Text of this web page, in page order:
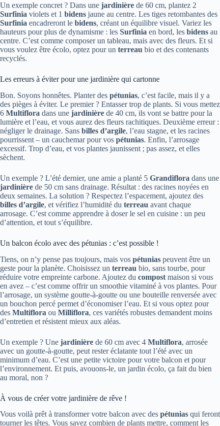
Un exemple concret ? Dans une jardinière de 60 cm, plantez 2
Surfinia violets et 1 bidens jaune au centre. Les tiges retombantes des
Surfinia encadreront le bidens, créant un équilibre visuel. Variez les
hauteurs pour plus de dynamisme : les Surfinia en bord, les bidens au
centre. C’est comme composer un tableau, mais avec des fleurs. Et si
vous voulez être écolo, optez pour un terreau bio et des contenants
recyclés.
Les erreurs à éviter pour une jardinière qui cartonne
Bon. Soyons honnêtes. Planter des pétunias, c’est facile, mais il y a
des pièges à éviter. Le premier ? Entasser trop de plants. Si vous mettez
6 Multiflora dans une jardinière de 40 cm, ils vont se battre pour la
lumière et l’eau, et vous aurez des fleurs rachitiques. Deuxième erreur :
négliger le drainage. Sans billes d’argile, l’eau stagne, et les racines
pourrissent – un cauchemar pour vos pétunias. Enfin, l’arrosage
excessif. Trop d’eau, et vos plantes jaunissent ; pas assez, et elles
sèchent.
Un exemple ? L’été dernier, une amie a planté 5 Grandiflora dans une
jardinière de 50 cm sans drainage. Résultat : des racines noyées en
deux semaines. La solution ? Respectez l’espacement, ajoutez des
billes d’argile, et vérifiez l’humidité du terreau avant chaque
arrosage. C’est comme apprendre à doser le sel en cuisine : un peu
d’attention, et tout s’équilibre.
Un balcon écolo avec des pétunias : c’est possible !
Tiens, on n’y pense pas toujours, mais vos pétunias peuvent être un
geste pour la planète. Choisissez un terreau bio, sans tourbe, pour
réduire votre empreinte carbone. Ajoutez du compost maison si vous
en avez – c’est comme offrir un smoothie vitaminé à vos plantes. Pour
l’arrosage, un système goutte-à-goutte ou une bouteille renversée avec
un bouchon percé permet d’économiser l’eau. Et si vous optez pour
des Multiflora ou Milliflora, ces variétés robustes demandent moins
d’entretien et résistent mieux aux aléas.
Un exemple ? Une jardinière de 60 cm avec 4 Multiflora, arrosée
avec un goutte-à-goutte, peut rester éclatante tout l’été avec un
minimum d’eau. C’est une petite victoire pour votre balcon et pour
l’environnement. Et puis, avouons-le, un jardin écolo, ça fait du bien
au moral, non ?
À vous de créer votre jardinière de rêve !
Vous voilà prêt à transformer votre balcon avec des pétunias qui feront
tourner les têtes. Vous savez combien de plants mettre, comment les